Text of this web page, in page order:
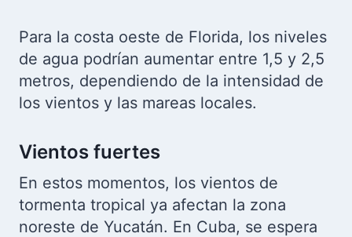
Para la costa oeste de Florida, los niveles
de agua podrían aumentar entre 1,5 y 2,5
metros, dependiendo de la intensidad de
los vientos y las mareas locales.
Vientos fuertes
En estos momentos, los vientos de
tormenta tropical ya afectan la zona
noreste de Yucatán. En Cuba, se espera